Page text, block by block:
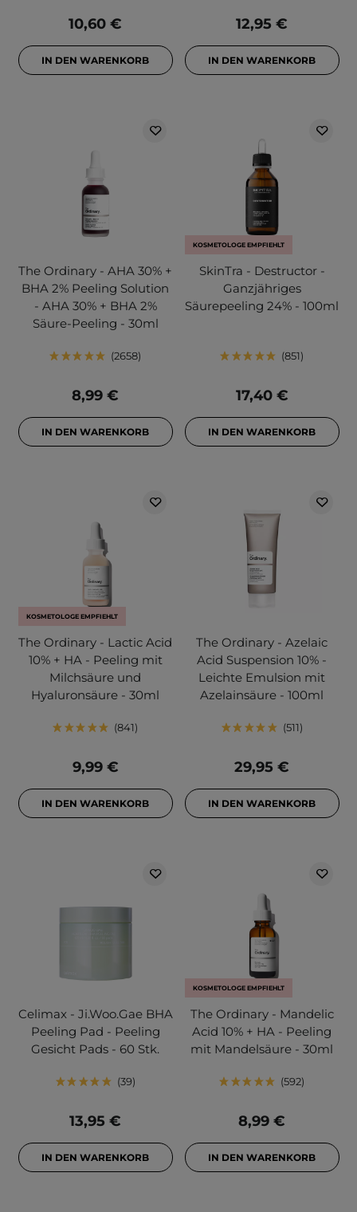
10,60 €
IN DEN WARENKORB
12,95 €
IN DEN WARENKORB
The Ordinary - AHA 30% +
BHA 2% Peeling Solution
- AHA 30% + BHA 2%
Säure-Peeling - 30ml
2658
8,99 €
IN DEN WARENKORB
KOSMETOLOGE EMPFIEHLT
SkinTra - Destructor -
Ganzjähriges
Säurepeeling 24% - 100ml
851
17,40 €
IN DEN WARENKORB
KOSMETOLOGE EMPFIEHLT
The Ordinary - Lactic Acid
10% + HA - Peeling mit
Milchsäure und
Hyaluronsäure - 30ml
841
9,99 €
IN DEN WARENKORB
The Ordinary - Azelaic
Acid Suspension 10% -
Leichte Emulsion mit
Azelainsäure - 100ml
511
29,95 €
IN DEN WARENKORB
Celimax - Ji.Woo.Gae BHA
Peeling Pad - Peeling
Gesicht Pads - 60 Stk.
39
13,95 €
IN DEN WARENKORB
KOSMETOLOGE EMPFIEHLT
The Ordinary - Mandelic
Acid 10% + HA - Peeling
mit Mandelsäure - 30ml
592
8,99 €
IN DEN WARENKORB